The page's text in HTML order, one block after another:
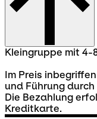
Kleingruppe mit 4-
Im Preis
und Führung
Die Bezahlung
Kreditkarte.